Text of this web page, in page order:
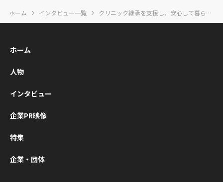
に出版となりまし
いに成長し
ホーム インタビュー一覧 クリニック継承を支援し、安心して暮らせる未来へ光を灯す
ホーム
人物
インタビュー
企業PR映像
特集
企業・団体